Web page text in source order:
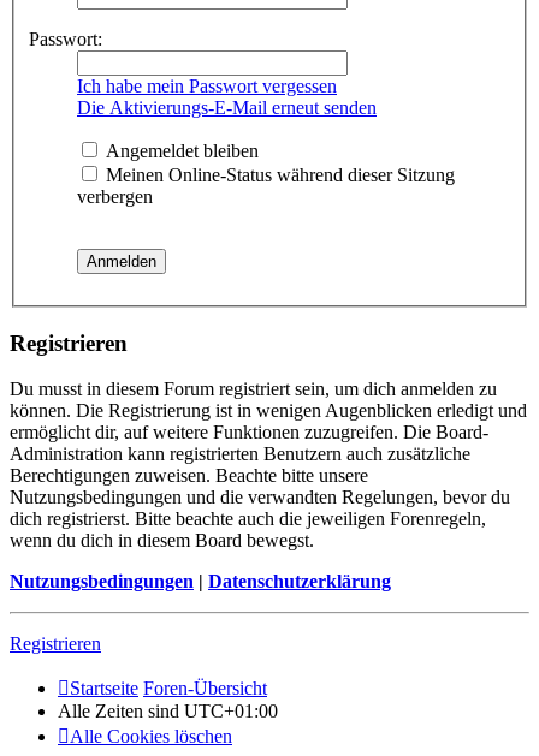
Passwort:
Ich habe mein Passwort vergessen
Die Aktivierungs-E-Mail erneut senden
Angemeldet bleiben
Meinen Online-Status während dieser Sitzung
verbergen
Registrieren
Du musst in diesem Forum registriert sein, um dich anmelden zu
können. Die Registrierung ist in wenigen Augenblicken erledigt und
ermöglicht dir, auf weitere Funktionen zuzugreifen. Die Board-
Administration kann registrierten Benutzern auch zusätzliche
Berechtigungen zuweisen. Beachte bitte unsere
Nutzungsbedingungen und die verwandten Regelungen, bevor du
dich registrierst. Bitte beachte auch die jeweiligen Forenregeln,
wenn du dich in diesem Board bewegst.
Nutzungsbedingungen | Datenschutzerklärung
Registrieren
Startseite Foren-Übersicht
Alle Zeiten sind UTC+01:00
Alle Cookies löschen